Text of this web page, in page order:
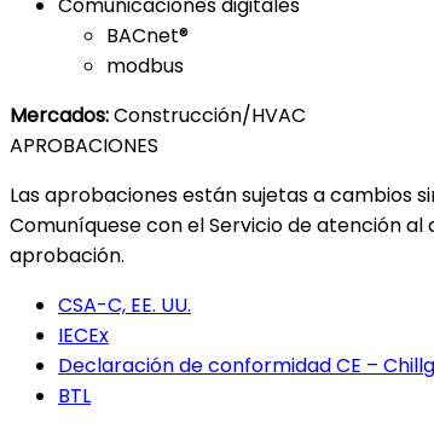
BACnet®
modbus
Mercados:Construcción/HVAC
APROBACIONES
Las aprobaciones están sujetas a cambios
Comuníquese con el Servicio de atención
aprobación.
CSA-C, EE. UU.
IECEx
Declaración de conformidad CE –
BTL